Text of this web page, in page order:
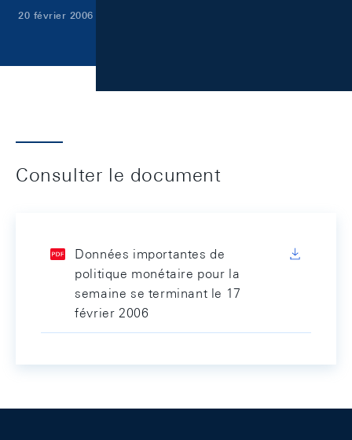
20 février 2006
Consulter le document
Données importantes de
politique monétaire pour la
semaine se terminant le 17
février 2006